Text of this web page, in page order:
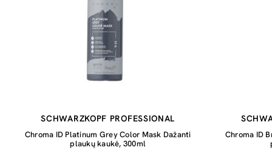
SCHWARZKOPF PROFESSIONAL
Chroma ID Platinum Grey Color Mask Dažanti
plaukų kaukė, 300ml
Chroma ID